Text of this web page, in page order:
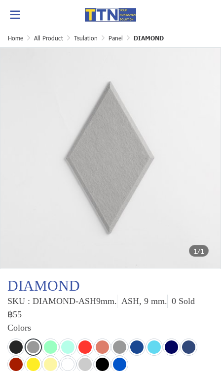
Home All Product Tsulation Panel DIAMOND
1/1
DIAMOND
SKU : DIAMOND-ASH9mm. ASH, 9 mm. 0 Sold
฿55
Colors